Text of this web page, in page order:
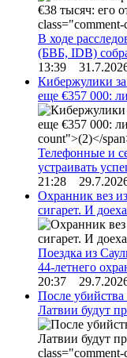
В ходе
(БВБ, IDB)
13:39
Кибержулики
еще €357 000:
Телефонные и
устраивать
21:28
Охранник вез
сигарет. И
Поездка из
44-летнего
20:37
После
Латвии будут